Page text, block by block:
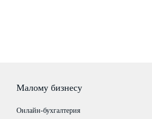
Малому бизнесу
Онлайн-бухгалтерия